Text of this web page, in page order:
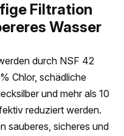
Filtration
Wasser
durch NSF 42
Chlor, schädliche
und mehr als 10
reduziert werden.
sauberes, sicheres und